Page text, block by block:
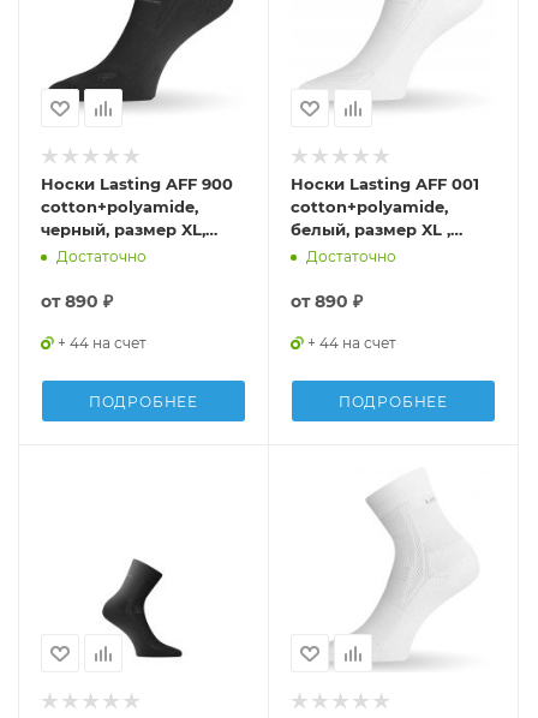
Носки Lasting AFF 900
cotton+polyamide,
черный, размер XL,
AFF900XL
Достаточно
от890 ₽
+ 44 на счет
ПОДРОБНЕЕ
Носки Lasting AFF 001
cotton+polyamide,
белый, размер XL ,
AFF001XL
Достаточно
от890 ₽
+ 44 на счет
ПОДРОБНЕЕ